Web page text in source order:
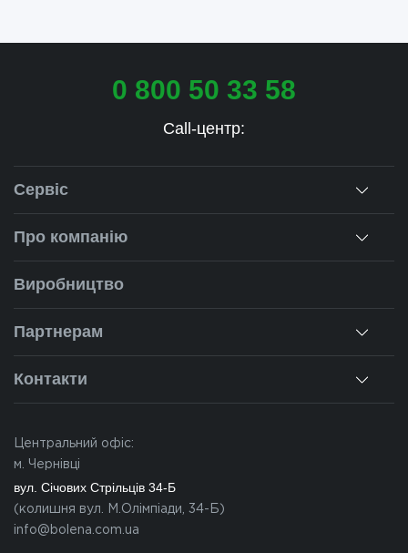
0 800 50 33 58
Call-центр:
Сервіс
Консультація
Заміри
Монтаж
Ремонт вікон
Про компанію
Про нас
Наша історія
Наші об'єкти
Новини
Виробництво
Партнерам
Для дилерів
Для партнерів
Контакти
Івано-Франківськ
Львів
Закарпаття
Центральний офіс:
м. Чернівці
вул. Січових Стрільців 34-Б
(колишня вул. М.Олімпіади, 34-Б)
info@bolena.com.ua